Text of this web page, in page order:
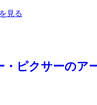
見る
・ピクサーのア